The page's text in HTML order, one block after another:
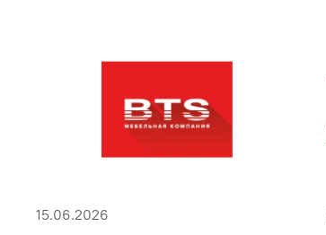
15.06.2026